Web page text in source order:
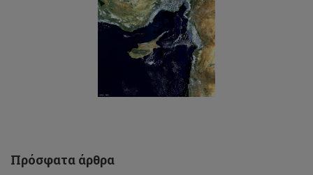
Πρόσφατα άρθρα
Ευρωπαϊκή
Ημέρα